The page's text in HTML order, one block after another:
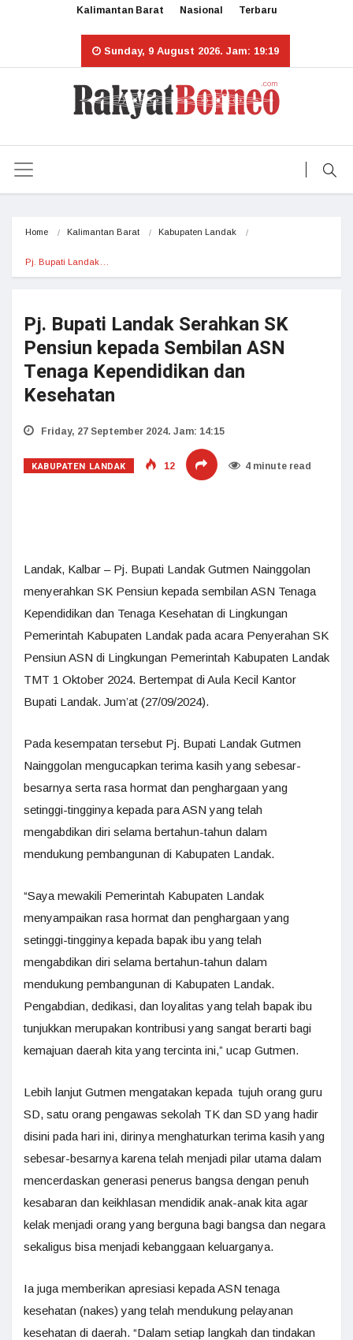
Kalimantan Barat Nasional Terbaru
Sunday, 9 August 2026. Jam: 19:19
Home Kalimantan Barat Kabupaten Landak
Pj. Bupati Landak…
Pj. Bupati Landak Serahkan SK
Pensiun kepada Sembilan ASN
Tenaga Kependidikan dan
Kesehatan
Friday, 27 September 2024. Jam: 14:15
KABUPATEN LANDAK 12 4 minute read
Landak, Kalbar – Pj. Bupati Landak Gutmen Nainggolan
menyerahkan SK Pensiun kepada sembilan ASN Tenaga
Kependidikan dan Tenaga Kesehatan di Lingkungan
Pemerintah Kabupaten Landak pada acara Penyerahan SK
Pensiun ASN di Lingkungan Pemerintah Kabupaten Landak
TMT 1 Oktober 2024. Bertempat di Aula Kecil Kantor
Bupati Landak. Jum’at (27/09/2024).
Pada kesempatan tersebut Pj. Bupati Landak Gutmen
Nainggolan mengucapkan terima kasih yang sebesar-
besarnya serta rasa hormat dan penghargaan yang
setinggi-tingginya kepada para ASN yang telah
mengabdikan diri selama bertahun-tahun dalam
mendukung pembangunan di Kabupaten Landak.
“Saya mewakili Pemerintah Kabupaten Landak
menyampaikan rasa hormat dan penghargaan yang
setinggi-tingginya kepada bapak ibu yang telah
mengabdikan diri selama bertahun-tahun dalam
mendukung pembangunan di Kabupaten Landak.
Pengabdian, dedikasi, dan loyalitas yang telah bapak ibu
tunjukkan merupakan kontribusi yang sangat berarti bagi
kemajuan daerah kita yang tercinta ini,” ucap Gutmen.
Lebih lanjut Gutmen mengatakan kepada tujuh orang guru
SD, satu orang pengawas sekolah TK dan SD yang hadir
disini pada hari ini, dirinya menghaturkan terima kasih yang
sebesar-besarnya karena telah menjadi pilar utama dalam
mencerdaskan generasi penerus bangsa dengan penuh
kesabaran dan keikhlasan mendidik anak-anak kita agar
kelak menjadi orang yang berguna bagi bangsa dan negara
sekaligus bisa menjadi kebanggaan keluarganya.
Ia juga memberikan apresiasi kepada ASN tenaga
kesehatan (nakes) yang telah mendukung pelayanan
kesehatan di daerah. “Dalam setiap langkah dan tindakan